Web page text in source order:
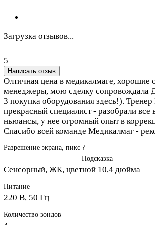
Загрузка отзывов...
5
Написать отзыв
Олтичная цена в медикалмаге, хорошие
менеджеры, мою сделку сопровождала
3 покупка оборудования здесь!). Тренер
прекрасный специалист - разобрали все
ньюансы, у нее огромный опыт в
Спасибо всей команде Медикалмаг -
Разрешение экрана, пикс ?
Подсказка
Сенсорный, ЖК, цветной 10,4 дюйма
Питание
220 В, 50 Гц
Количество зондов